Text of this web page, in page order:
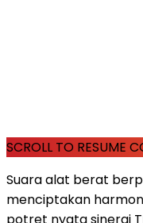
SCROLL TO RESUME
Suara alat berat
menciptakan
potret nyata sinergi